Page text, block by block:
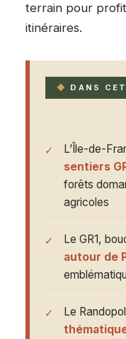
terrain pour
itinéraires.
DANS
L’Île-de-
sentiers
forêts
agricoles
Le GR1,
autour de
Le